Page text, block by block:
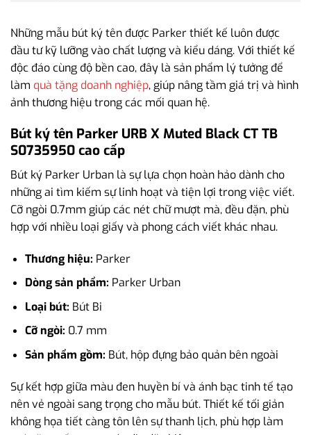
Những mẫu bút ký tên được Parker thiết kế luôn được
đầu tư kỹ lưỡng vào chất lượng và kiểu dáng. Với thiết kế
độc đáo cùng độ bền cao, đây là sản phẩm lý tưởng để
làm quà tặng doanh nghiệp, giúp nâng tầm giá trị và hình
ảnh thương hiệu trong các mối quan hệ.
Bút ký tên Parker URB X Muted Black CT TB
S0735950 cao cấp
Bút ký Parker Urban là sự lựa chọn hoàn hảo dành cho
những ai tìm kiếm sự linh hoạt và tiện lợi trong việc viết.
Cỡ ngòi 0.7mm giúp các nét chữ mượt mà, đều đặn, phù
hợp với nhiều loại giấy và phong cách viết khác nhau.
Thương hiệu: Parker
Dòng sản phẩm: Parker Urban
Loại bút: Bút Bi
Cỡ ngòi: 0.7 mm
Sản phẩm gồm: Bút, hộp đựng bảo quản bên ngoài
Sự kết hợp giữa màu đen huyền bí và ánh bạc tinh tế tạo
nên vẻ ngoài sang trọng cho mẫu bút. Thiết kế tối giản
không họa tiết càng tôn lên sự thanh lịch, phù hợp làm